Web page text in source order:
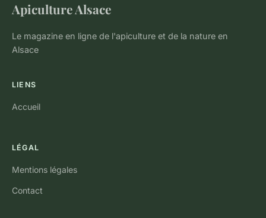
Apiculture Alsace
Le magazine en ligne de l'apiculture et de la nature en
Alsace
LIENS
Accueil
LÉGAL
Mentions légales
Contact